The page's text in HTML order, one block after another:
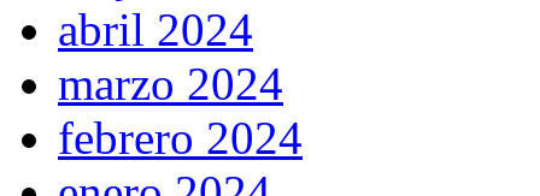
abril 2024
marzo 2024
febrero 2024